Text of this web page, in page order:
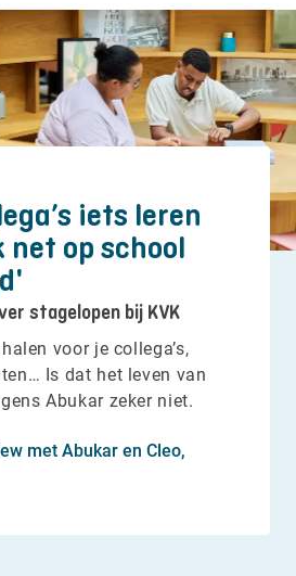
iets leren
net op school
stagelopen bij KVK
voor je collega’s,
Is dat het leven van
Abukar zeker niet.
met Abukar en Cleo,